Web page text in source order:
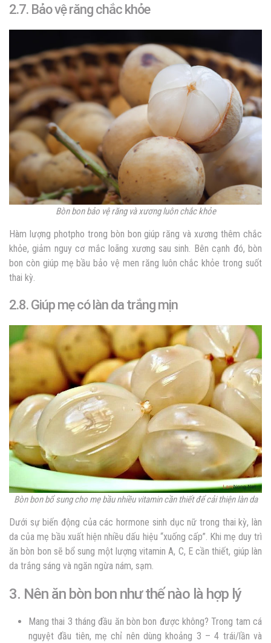
2.7. Bảo vệ răng chắc khỏe
Bòn bon bảo vệ răng và xương luôn chắc khỏe
Hàm lượng photpho trong bòn bon giúp răng và xương thêm chắc
khỏe, giảm nguy cơ mắc loãng xương sau sinh. Bên cạnh đó, bòn
bon còn giúp mẹ bầu bảo vệ men răng luôn chắc khỏe trong suốt
thai kỳ.
2.8. Giúp mẹ có làn da trắng mịn
Bòn bon bổ sung cho mẹ bầu nhiều vitamin cần thiết để cải thiện làn da
Dưới sự biến động của các hormone sinh dục nữ trong thai kỳ, làn
da của mẹ bầu xuất hiện nhiều dấu hiệu “xuống cấp”. Khi mẹ duy trì
ăn bòn bon sẽ bổ sung một lượng vitamin A, C, E cần thiết, giúp làn
da trắng sáng và ngăn ngừa nám, sạm.
3. Nên ăn bòn bon như thế nào là hợp lý
Mang thai 3 tháng đầu ăn bòn bon được không? Trong tam cá
nguyệt đầu tiên, mẹ chỉ nên dùng khoảng 3 – 4 trái/lần và